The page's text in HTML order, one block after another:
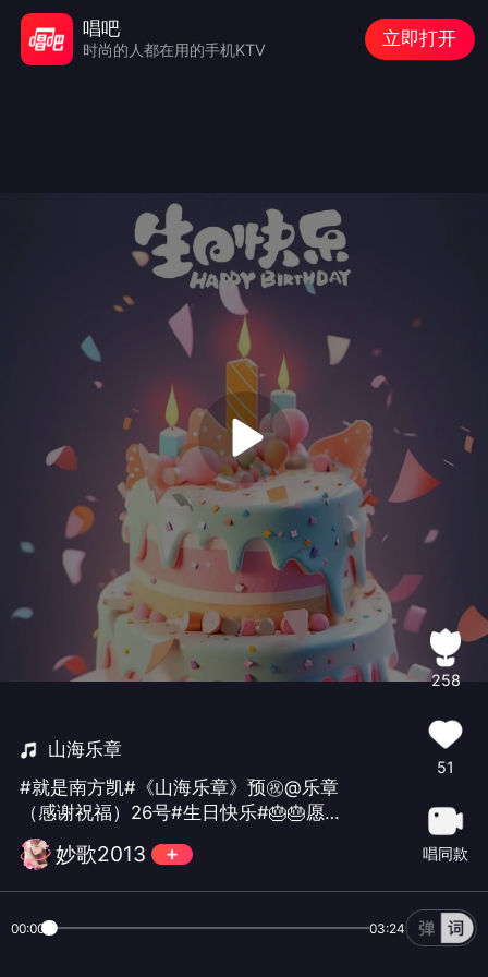
山海乐章
#就是南方凯#《山海乐章》预㊗️@乐章
（感谢祝福）26号#生日快乐#🎂🎂愿你
心有山海不惧浪🌊踏风揽月步从容！愿
你历经世事仍保持青春活力🎉愿所有的
㊗️福汇聚成温暖，种下新的希望🌅愿新
月寿星收祝福啦##流行Pop##感恩有
妙歌2013
258
51
唱同款
00:00 03:24
唱吧
时尚的人都在用的手机KTV
立即打开